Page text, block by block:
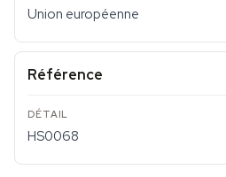
Union européenne
Référence
HS0068